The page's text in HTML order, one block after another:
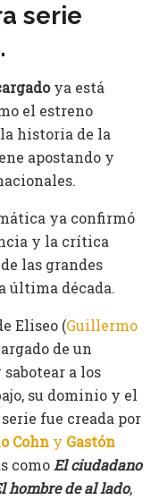
serie
ya está
el estreno
historia de la
apostando y
ya confirmó
y la crítica
las grandes
última década.
Eliseo (Guillermo
de un
a los
su dominio y el
fue creada por
Cohn y Gastón
como El ciudadano
hombre de al lado,